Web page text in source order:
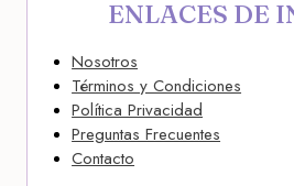
ENLACES DE
Nosotros
Términos y Condiciones
Política Privacidad
Preguntas Frecuentes
Contacto